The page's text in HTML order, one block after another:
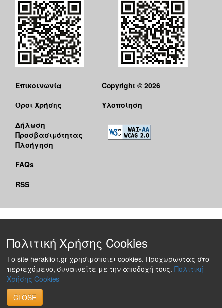
Επικοινωνία
Όροι Χρήσης
Δήλωση
Προσβασιμότητας
Πλοήγηση
FAQs
RSS
Copyright © 2026
Υλοποίηση
Πολιτική Χρήσης Cookies
Το site heraklion.gr χρησιμοποιεί cookies. Προχωρώντας στο
περιεχόμενο, συναινείτε με την αποδοχή τους. Πολιτική
Χρήσης Cookies
CLOSE